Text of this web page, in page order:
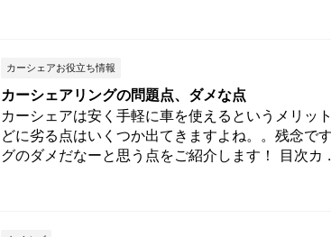
カーシェアお役立ち情報
カーシェアリングの問題点、ダメな点
カーシェアは安く手軽に車を使えるというメリッ
どに劣る点はいくつか出てきますよね。。残念で
グのダメだなーと思う点をご紹介します！ 目次カ